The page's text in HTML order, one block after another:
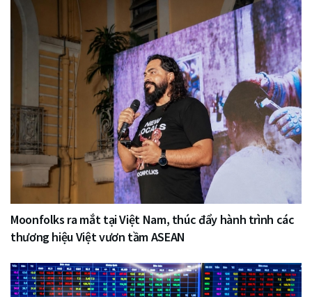
Moonfolks ra mắt tại Việt Nam, thúc đẩy hành trình các
thương hiệu Việt vươn tầm ASEAN